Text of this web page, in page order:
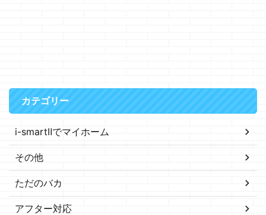
カテゴリー
i-smartⅡでマイホーム
その他
ただのバカ
アフター対応